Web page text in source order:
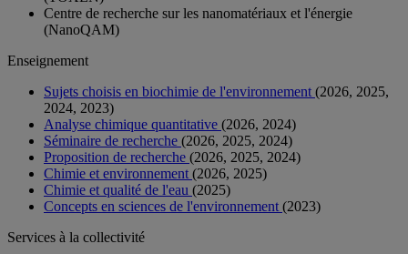
Centre de recherche sur les nanomatériaux et l'énergie
(NanoQAM)
Enseignement
Sujets choisis en biochimie de l'environnement (2026, 2025,
2024, 2023)
Analyse chimique quantitative (2026, 2024)
Séminaire de recherche (2026, 2025, 2024)
Proposition de recherche (2026, 2025, 2024)
Chimie et environnement (2026, 2025)
Chimie et qualité de l'eau (2025)
Concepts en sciences de l'environnement (2023)
Services à la collectivité